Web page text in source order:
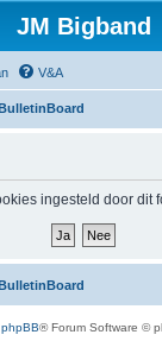
JM Bigband
V&A
ingesteld door dit
phpBB® Forum Software ©